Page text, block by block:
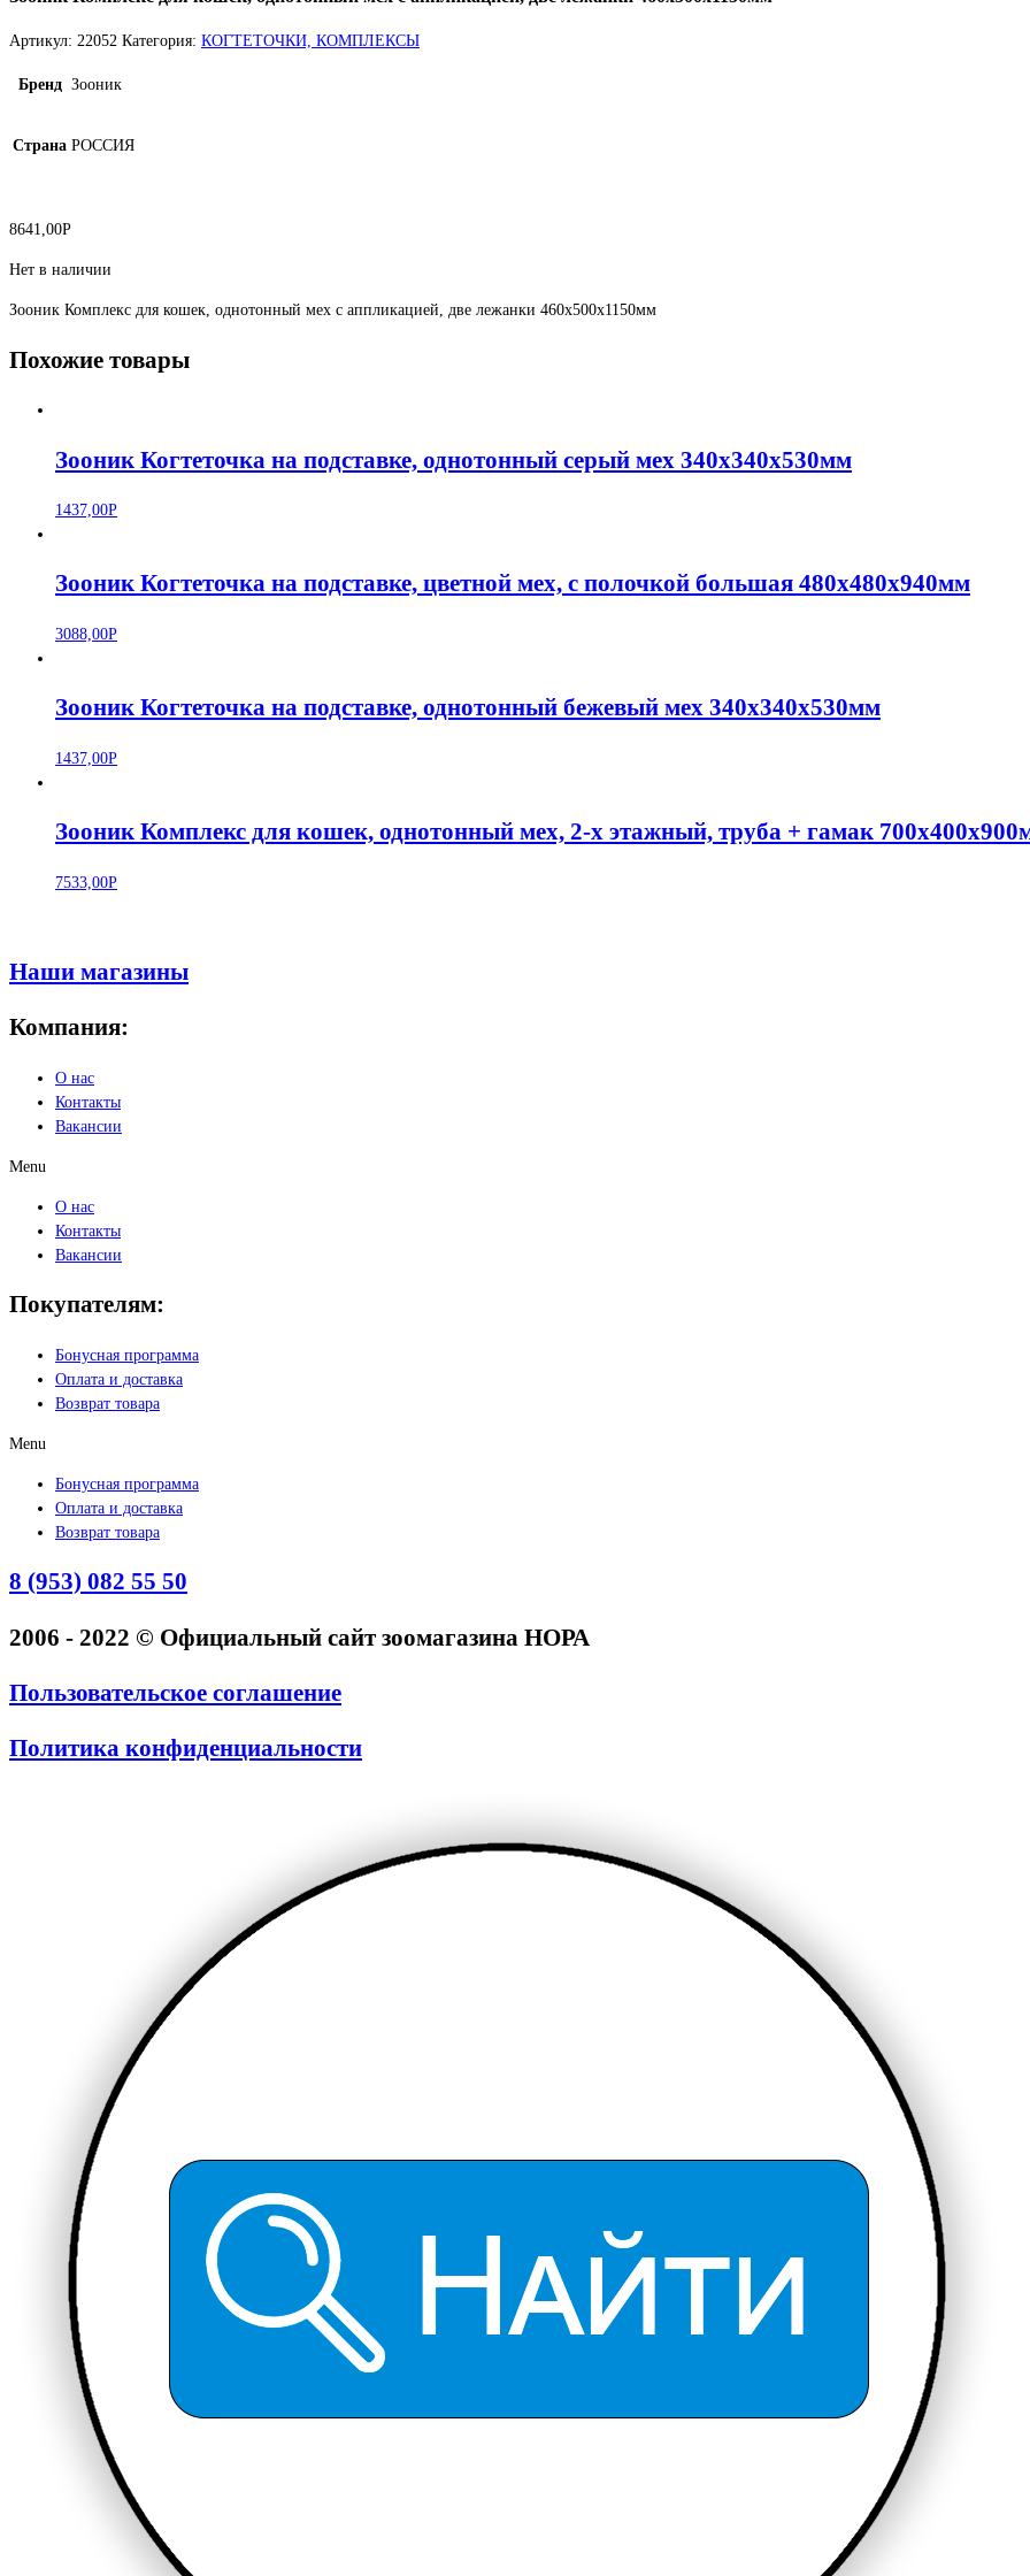
Артикул: 22052 Категория: КОГТЕТОЧКИ, КОМПЛЕКСЫ
Бренд Зооник
Страна РОССИЯ
8641,00Р
Нет в наличии
Зооник Комплекс для кошек, однотонный мех с аппликацией, две лежанки 460х500х1150мм
Похожие товары
Зооник Когтеточка на подставке, однотонный серый мех 340х340х530мм
1437,00Р
Зооник Когтеточка на подставке, цветной мех, с полочкой большая 480х480х940мм
3088,00Р
Зооник Когтеточка на подставке, однотонный бежевый мех 340х340х530мм
1437,00Р
Зооник Комплекс для кошек, однотонный мех, 2-х этажный, труба + гамак
7533,00Р
Наши магазины
Компания:
О нас
Контакты
Вакансии
Menu
О нас
Контакты
Вакансии
Покупателям:
Бонусная программа
Оплата и доставка
Возврат товара
Menu
Бонусная программа
Оплата и доставка
Возврат товара
8 (953) 082 55 50
2006 - 2022 © Официальный сайт зоомагазина НОРА
Пользовательское соглашение
Политика конфиденциальности